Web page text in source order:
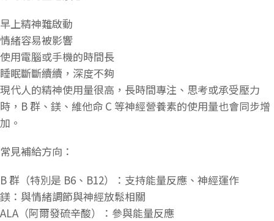
早上精神難啟動
情緒容易被影響
使用電腦或手機的時間長
睡眠斷斷續續，深度不夠
現代人的精神使用量很高，長時間專注、思考或承受壓力
時，B 群、鎂、維他命 C 等神經營養素的使用量也會同步增
加。
常見補給方向：
B 群（特別是 B6、B12）：支持能量反應、神經運作
鎂：與情緒調節與神經放鬆相關
ALA（阿爾發硫辛酸）：參與能量反應